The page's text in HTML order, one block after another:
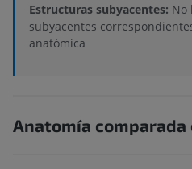
Estructuras subyacentes: No
subyacentes
anatómica
Anatomía comparada